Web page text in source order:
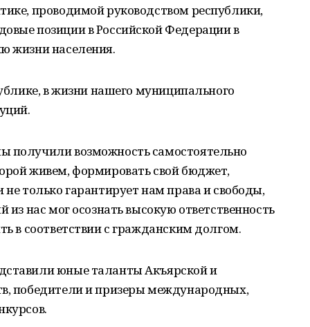
проводимой руководством республики,
позиции в Российской Федерации в
жизни населения.
в жизни нашего муниципального
возможность самостоятельно
живем, формировать свой бюджет,
только гарантирует нам права и свободы,
нас мог осознать высокую ответственность
в соответствии с гражданским долгом.
юные таланты Акъярской и
победители и призеры международных,